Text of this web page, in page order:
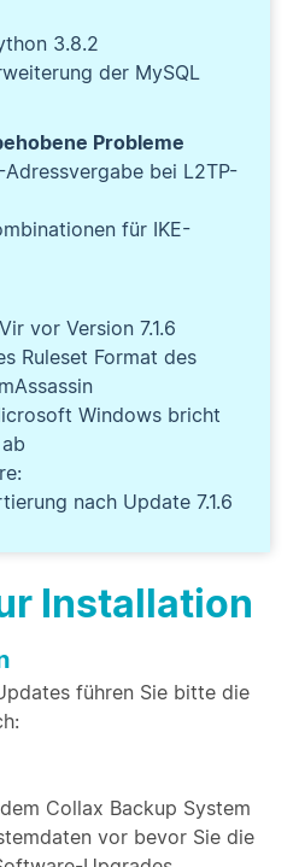
Installation
führen Sie bitte die
Collax Backup System
vor bevor Sie die
3.8.2
der MySQL
Probleme
bei L2TP-
für IKE-
vor Version 7.1.6
Ruleset Format des
Windows bricht
nach Update 7.1.6